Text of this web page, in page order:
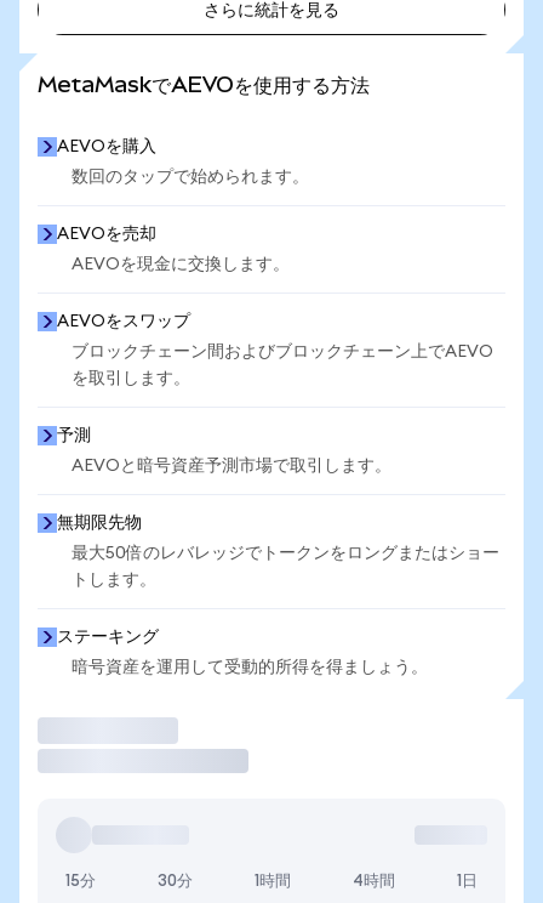
さらに統計を見る
MetaMaskでAEVOを使用する方法
AEVOを購入
数回のタップで始められます。
AEVOを売却
AEVOを現金に交換します。
AEVOをスワップ
ブロックチェーン間およびブロックチェーン上でAEVO
を取引します。
予測
AEVOと暗号資産予測市場で取引します。
無期限先物
最大50倍のレバレッジでトークンをロングまたはショー
トします。
ステーキング
暗号資産を運用して受動的所得を得ましょう。
15分 30分 1時間 4時間 1日